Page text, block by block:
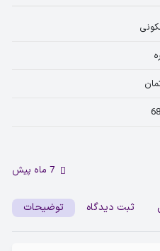
7 ماه پیش
توضیحات ثبت دیدگاه